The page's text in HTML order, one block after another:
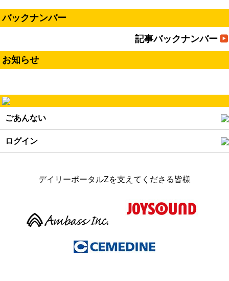
バックナンバー
記事バックナンバー
お知らせ
ごあんない
ログイン
デイリーポータルZを支えてくださる皆様